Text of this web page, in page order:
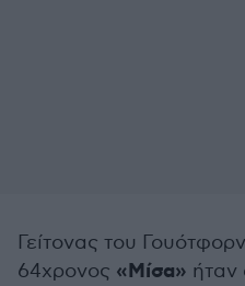
Γείτονας του
64χρονος «Μίσα» ήταν